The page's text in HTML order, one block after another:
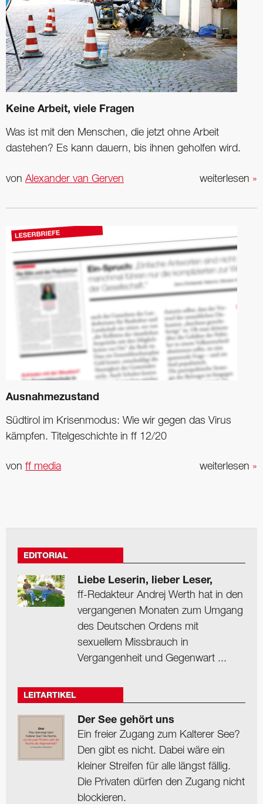
Keine Arbeit, viele Fragen
Was ist mit den Menschen, die jetzt ohne Arbeit
dastehen? Es kann dauern, bis ihnen geholfen wird.
weiterlesen »
von Alexander van Gerven
Ausnahmezustand
Südtirol im ­Krisenmodus: Wie wir gegen das Virus
kämpfen. Titel­geschichte in ff 12/20
weiterlesen »
von ff media
EDITORIAL
Liebe Leserin, lieber Leser,
ff-Redakteur Andrej Werth hat in den
vergangenen Monaten zum Umgang
des Deutschen Ordens mit
sexuellem Missbrauch in
Vergangenheit und Gegenwart ...
LEITARTIKEL
Der See gehört uns
Ein freier Zugang zum Kalterer See?
Den gibt es nicht. Dabei wäre ein
kleiner Streifen für alle längst fällig.
Die Privaten dürfen den Zugang nicht
blockieren.